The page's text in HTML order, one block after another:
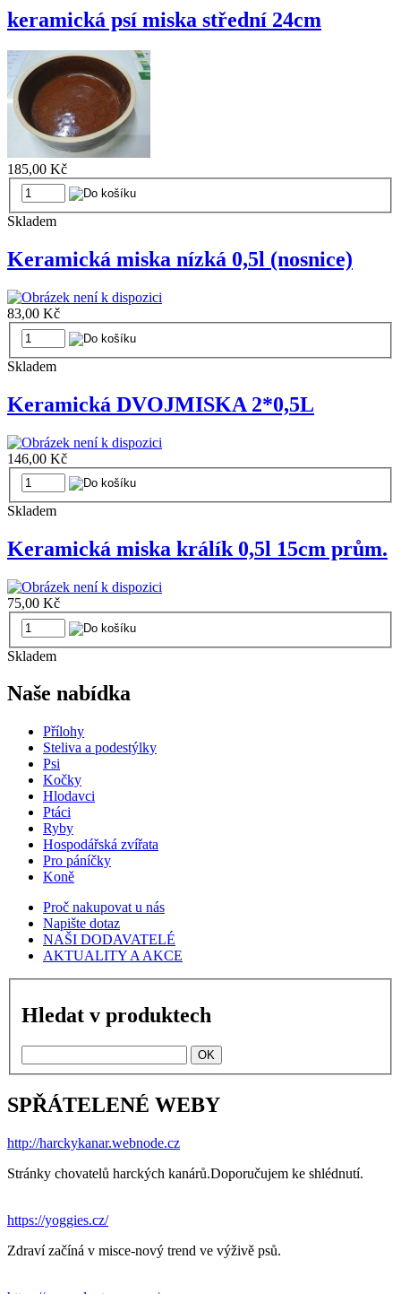
keramická psí miska střední 24cm
185,00 Kč
Skladem
Keramická miska nízká 0,5l (nosnice)
83,00 Kč
Skladem
Keramická DVOJMISKA 2*0,5L
146,00 Kč
Skladem
Keramická miska králík 0,5l 15cm prům.
75,00 Kč
Skladem
Naše nabídka
Přílohy
Steliva a podestýlky
Psi
Kočky
Hlodavci
Ptáci
Ryby
Hospodářská zvířata
Pro páníčky
Koně
Proč nakupovat u nás
Napište dotaz
NAŠI DODAVATELÉ
AKTUALITY A AKCE
Hledat v produktech
SPŘÁTELENÉ WEBY
http://harckykanar.webnode.cz
Stránky chovatelů harckých kanárů.Doporučujem ke shlédnutí.
https://yoggies.cz/
Zdraví začíná v misce-nový trend ve výživě psů.